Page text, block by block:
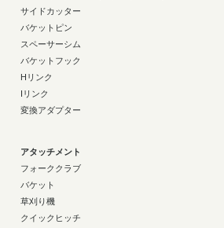
サイドカッター
バケットピン
スペーサーシム
バケットフック
Hリンク
Iリンク
変換アダプター
アタッチメント
フォーククラブ
バケット
草刈り機
クイックヒッチ